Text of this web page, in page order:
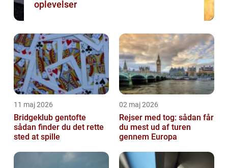
oplevelser
11 maj 2026
Bridgeklub gentofte
sådan finder du det rette
sted at spille
02 maj 2026
Rejser med tog: sådan får
du mest ud af turen
gennem Europa